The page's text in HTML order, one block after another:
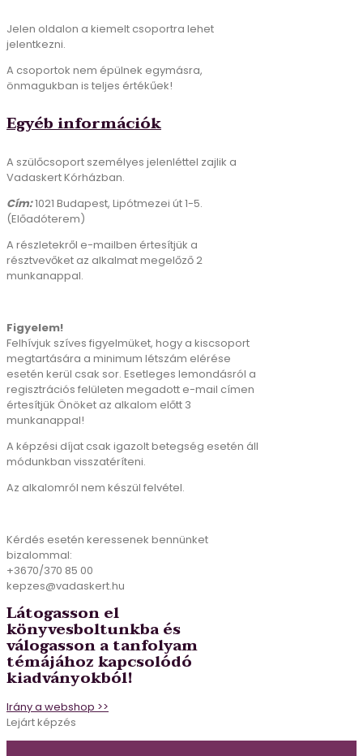
Jelen oldalon a kiemelt csoportra lehet
jelentkezni.
A csoportok nem épülnek egymásra,
önmagukban is teljes értékűek!
Egyéb információk
A szülőcsoport személyes jelenléttel zajlik a
Vadaskert Kórházban.
Cím:1021 Budapest, Lipótmezei út 1-5.
(Előadóterem)
A részletekről e-mailben értesítjük a
résztvevőket az alkalmat megelőző 2
munkanappal.
Figyelem!
Felhívjuk szíves figyelmüket, hogy a kiscsoport
megtartására a minimum létszám elérése
esetén kerül csak sor. Esetleges lemondásról a
regisztrációs felületen megadott e-mail címen
értesítjük Önöket az alkalom előtt 3
munkanappal!
A képzési díjat csak igazolt betegség esetén áll
módunkban visszatéríteni.
Az alkalomról nem készül felvétel.
Kérdés esetén keressenek bennünket
bizalommal:
+3670/370 85 00
kepzes@vadaskert.hu
Látogasson el
könyvesboltunkba és
válogasson a tanfolyam
témájához kapcsolódó
kiadványokból!
Irány a webshop >>
Lejárt képzés